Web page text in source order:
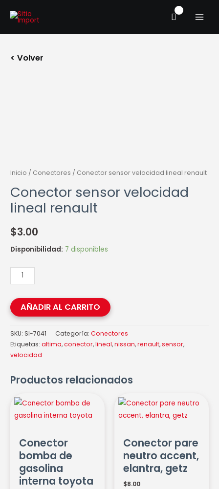
< Volver
Inicio / Conectores / Conector sensor velocidad lineal renault
Conector sensor velocidad
lineal renault
$3.00
Disponibilidad: 7 disponibles
AÑADIR AL CARRITO
SKU: SI-7041 Categoría:Conectores
Etiquetas:altima,conector,lineal,nissan,renault,sensor,
velocidad
Productos relacionados
Conector
bomba de
gasolina
interna toyota
Conector
bomba
interna
toyota
cantidad
Conector pare
neutro accent,
elantra, getz
$8.00
Conector
elantra,
getz
cantidad